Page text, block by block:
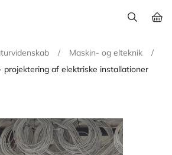
/ Maskin- og elteknik
/
af elektriske installationer